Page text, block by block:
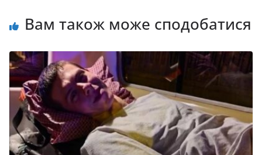
Вам також може сподобатися